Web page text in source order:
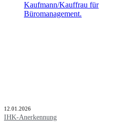
12.01.2026
IHK-Anerkennung